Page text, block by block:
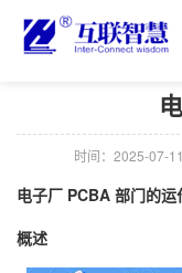
时间：2025-07-
电子厂 PCBA 部门的运
概述